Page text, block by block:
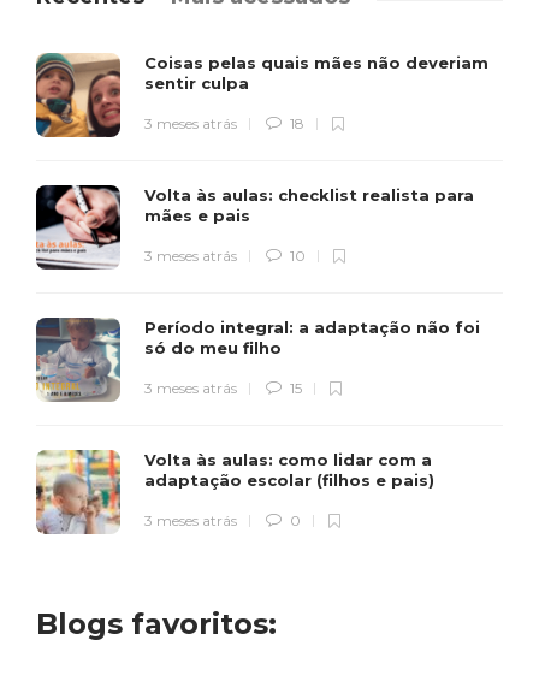
Coisas pelas quais mães não deveriam
sentir culpa
3 meses atrás 18
Volta às aulas: checklist realista para
mães e pais
3 meses atrás 10
Período integral: a adaptação não foi
só do meu filho
3 meses atrás 15
Volta às aulas: como lidar com a
adaptação escolar (filhos e pais)
3 meses atrás 0
Blogs favoritos: